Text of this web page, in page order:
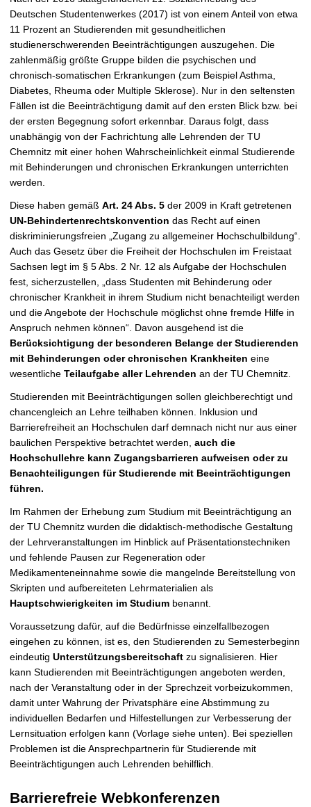
Deutschen Studentenwerkes (2017) ist von einem Anteil von etwa
11 Prozent an Studierenden mit gesundheitlichen
studienerschwerenden Beeinträchtigungen auszugehen. Die
zahlenmäßig größte Gruppe bilden die psychischen und
chronisch-somatischen Erkrankungen (zum Beispiel Asthma,
Diabetes, Rheuma oder Multiple Sklerose). Nur in den seltensten
Fällen ist die Beeinträchtigung damit auf den ersten Blick bzw. bei
der ersten Begegnung sofort erkennbar. Daraus folgt, dass
unabhängig von der Fachrichtung alle Lehrenden der TU
Chemnitz mit einer hohen Wahrscheinlichkeit einmal Studierende
mit Behinderungen und chronischen Erkrankungen unterrichten
werden.
Diese haben gemäß Art. 24 Abs. 5 der 2009 in Kraft getretenen
UN-Behindertenrechtskonvention das Recht auf einen
diskriminierungsfreien „Zugang zu allgemeiner Hochschulbildung“.
Auch das Gesetz über die Freiheit der Hochschulen im Freistaat
Sachsen legt im § 5 Abs. 2 Nr. 12 als Aufgabe der Hochschulen
fest, sicherzustellen, „dass Studenten mit Behinderung oder
chronischer Krankheit in ihrem Studium nicht benachteiligt werden
und die Angebote der Hochschule möglichst ohne fremde Hilfe in
Anspruch nehmen können“. Davon ausgehend ist die
Berücksichtigung der besonderen Belange der Studierenden
mit Behinderungen oder chronischen Krankheiten eine
wesentliche Teilaufgabe aller Lehrenden an der TU Chemnitz.
Studierenden mit Beeinträchtigungen sollen gleichberechtigt und
chancengleich an Lehre teilhaben können. Inklusion und
Barrierefreiheit an Hochschulen darf demnach nicht nur aus einer
baulichen Perspektive betrachtet werden, auch die
Hochschullehre kann Zugangsbarrieren aufweisen oder zu
Benachteiligungen für Studierende mit Beeinträchtigungen
führen.
Im Rahmen der Erhebung zum Studium mit Beeinträchtigung an
der TU Chemnitz wurden die didaktisch-methodische Gestaltung
der Lehrveranstaltungen im Hinblick auf Präsentationstechniken
und fehlende Pausen zur Regeneration oder
Medikamenteneinnahme sowie die mangelnde Bereitstellung von
Skripten und aufbereiteten Lehrmaterialien als
Hauptschwierigkeiten im Studium benannt.
Voraussetzung dafür, auf die Bedürfnisse einzelfallbezogen
eingehen zu können, ist es, den Studierenden zu Semesterbeginn
eindeutig Unterstützungsbereitschaft zu signalisieren. Hier
kann Studierenden mit Beeinträchtigungen angeboten werden,
nach der Veranstaltung oder in der Sprechzeit vorbeizukommen,
damit unter Wahrung der Privatsphäre eine Abstimmung zu
individuellen Bedarfen und Hilfestellungen zur Verbesserung der
Lernsituation erfolgen kann (Vorlage siehe unten). Bei speziellen
Problemen ist die Ansprechpartnerin für Studierende mit
Beeinträchtigungen auch Lehrenden behilflich.
Barrierefreie Webkonferenzen